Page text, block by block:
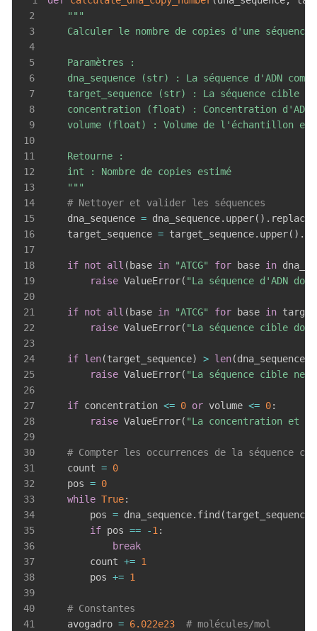
2
3
4
5
6
7
8
9
10
11
12
    int : Nombre de copies estimé
13
    """
14
# Nettoyer et valider les séquences
15
    dna_sequence
= dna_sequence. upper( ) . replace
16
    target_sequence
= target_sequence. upper( ) .
17
18
if not all ( base in "ATCG" for base in
19
raise ValueError( "La séquence d'ADN
20
21
if not all ( base in "ATCG" for base in
22
raise ValueError( "La séquence cible
23
24
if len(target_sequence) > len(dna_sequence)
25
raise ValueError( "La séquence cible ne
26
27
if concentration <= 0 or volume <= 0:
28
raise ValueError( "La concentration et
29
30
# Compter les occurrences de la séquence
31
    count
= 0
32
    pos
= 0
33
while True:
34
        pos
= dna_sequence. find (target_sequence
35
if pos == -1:
36
break
37
        count
+= 1
38
        pos
+= 1
39
40
# Constantes
41
    avogadro
= 6.022e23
# molécules/mol